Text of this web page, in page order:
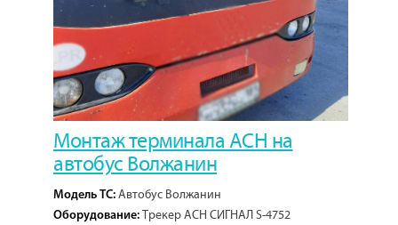
Монтаж терминала АСН на
автобус Волжанин
Модель ТС: Автобус Волжанин
Оборудование: Трекер АСН СИГНАЛ S-4752